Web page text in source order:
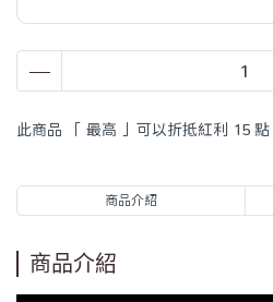
此商品 「 最高 」可以折抵紅利 15 點
商品介紹
商品介紹